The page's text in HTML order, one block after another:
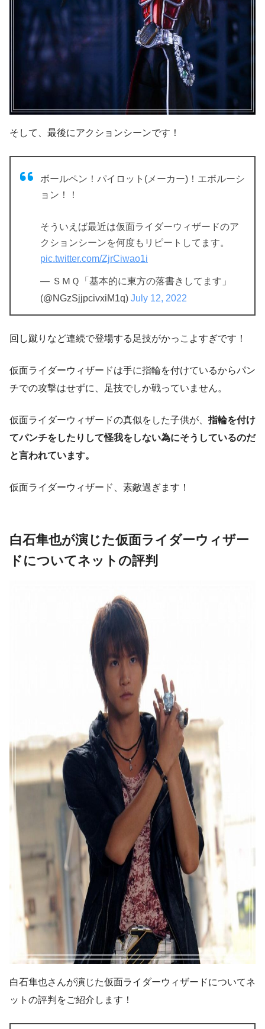
そして、最後にアクションシーンです！
ボールペン！パイロット(メーカー)！エボルーシ
ョン！！
そういえば最近は仮面ライダーウィザードのア
クションシーンを何度もリピートしてます。
pic.twitter.com/ZjrCiwao1i
— ＳＭＱ「基本的に東方の落書きしてます」
(@NGzSjjpcivxiM1q) July 12, 2022
回し蹴りなど連続で登場する足技がかっこよすぎです！
仮面ライダーウィザードは手に指輪を付けているからパン
チでの攻撃はせずに、足技でしか戦っていません。
仮面ライダーウィザードの真似をした子供が、 指輪を付け
てパンチをしたりして怪我をしない為にそうしているのだ
と言われています。
仮面ライダーウィザード、素敵過ぎます！
白石隼也が演じた仮面ライダーウィザー
ドについてネットの評判
白石隼也さんが演じた仮面ライダーウィザードについてネ
ットの評判をご紹介します！